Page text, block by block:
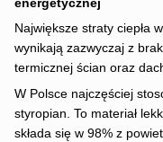
energetycznej
Największe straty ciepła
wynikają zazwyczaj z
termicznej ścian oraz
W Polsce najczęściej
styropian. To materiał
składa się w 98% z